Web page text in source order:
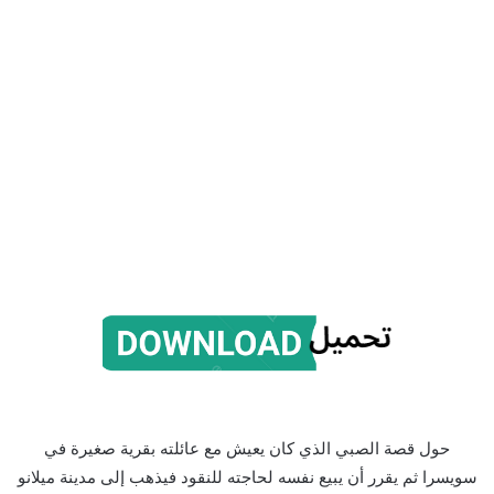
حول قصة الصبي الذي كان يعيش مع عائلته بقرية صغيرة في
سويسرا ثم يقرر أن يبيع نفسه لحاجته للنقود فيذهب إلى مدينة ميلانو